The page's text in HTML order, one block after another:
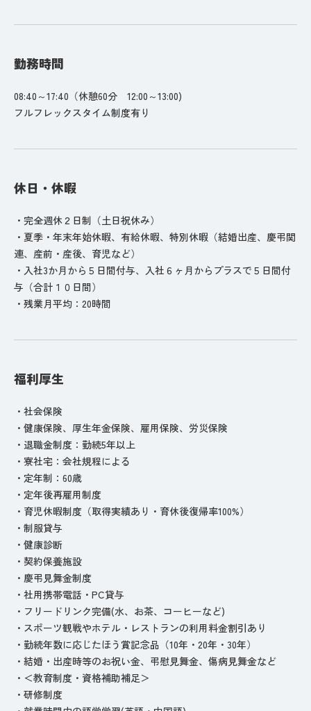
勤務時間
08:40～17:40（休憩60分 12:00～13:00)
フルフレックスタイム制度有り
休日・休暇
・完全週休２日制（土日祝休み）
・夏季・年末年始休暇、有給休暇、特別休暇（結婚出産、慶弔関
連、産前・産後、育児など）
・入社3か月から５日間付与、入社６ヶ月からプラスで５日間付
与（合計１０日間）
・残業月平均：20時間
福利厚生
・社会保険
・健康保険、厚生年金保険、雇用保険、労災保険
・退職金制度：勤続5年以上
・寮社宅：会社規程による
・定年制：60歳
・定年後再雇用制度
・育児休暇制度（取得実績あり・育休後復帰率100%）
・制服貸与
・健康診断
・契約保養施設
・慶弔見舞金制度
・社用携帯電話・PC貸与
・フリードリンク完備(水、お茶、コーヒーなど)
・スポーツ観戦やホテル・レストランの利用料金割引あり
・勤続年数に応じたほう賞記念品（10年・20年・30年）
・結婚・出産時等のお祝い金、弔慰見舞金、傷病見舞金など
・＜教育制度・資格補助補足＞
・研修制度